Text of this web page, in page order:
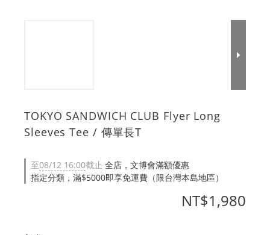
TOKYO SANDWICH CLUB Flyer Long
Sleeves Tee / 傳單⻑T
至08/12 16:00截止 全店，文博會滿額優惠
指定分類，滿$5000即享免運費（限台灣本島地區）
NT$1,980